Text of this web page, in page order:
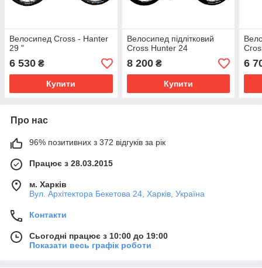
Велосипед Сгоѕѕ - Hanter
29 "
6 530 ₴
Купити
Велосипед підлітковий
Cross Hunter 24
8 200₴
Купити
6
Про нас
96% позитивних з 372 відгуків за рік
Працює з 28.03.2015
м. Харків
Вул. Архітектора Бекетова 24, Харків, Україна
Контакти
Сьогодні працює з 10:00 до 19:00
Показати весь графік роботи